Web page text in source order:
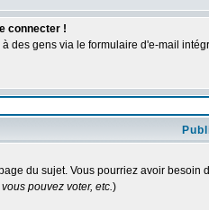
connecter !
des gens via le formulaire d'e-mail
du sujet. Vous pourriez avoir
pouvez voter, etc.)